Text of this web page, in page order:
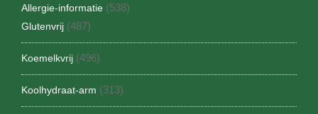
Allergie-informatie (538)
Glutenvrij (487)
Koemelkvrij (496)
Koolhydraat-arm (313)